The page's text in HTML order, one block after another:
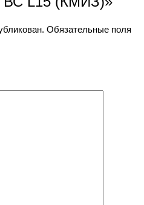
Обязательные поля